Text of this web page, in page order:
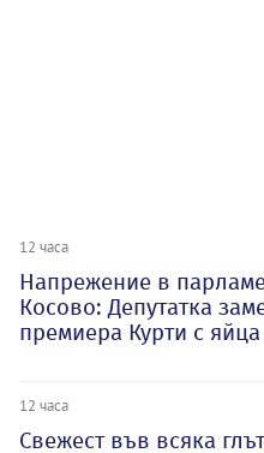
12 часа
Напрежение в
Косово: Депутатка
премиера Курти с яйца
12 часа
Свежест във всяка